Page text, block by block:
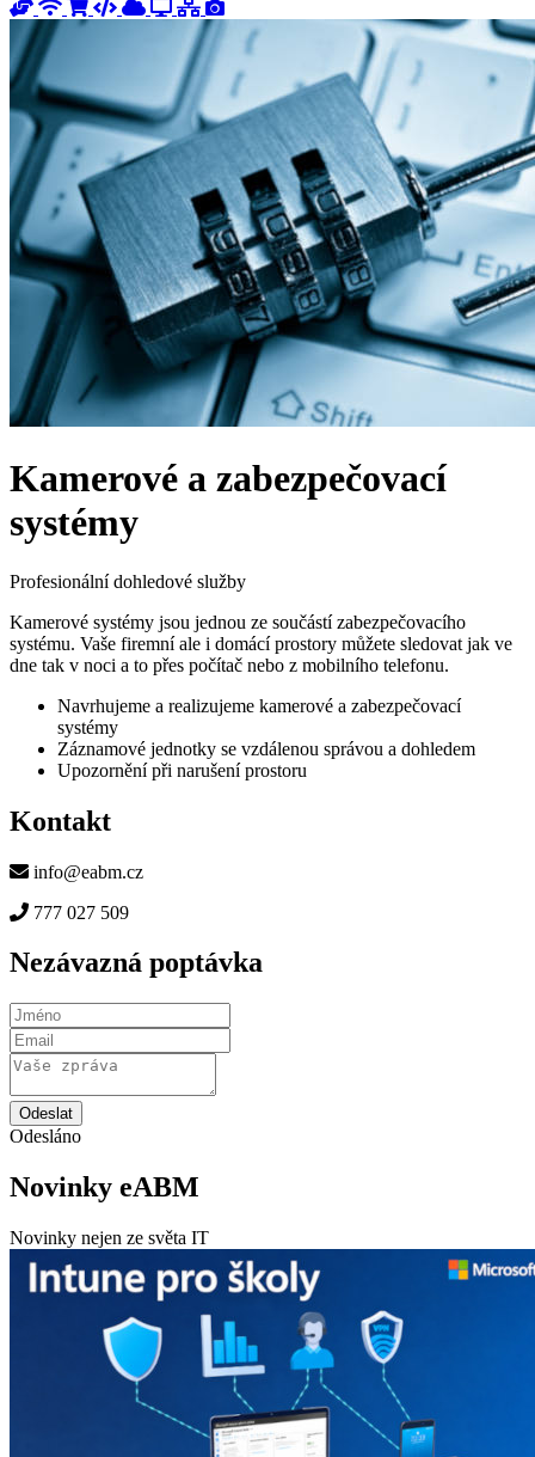
Kamerové a zabezpečovací
systémy
Profesionální dohledové služby
Kamerové systémy jsou jednou ze součástí zabezpečovacího
systému. Vaše firemní ale i domácí prostory můžete sledovat jak ve
dne tak v noci a to přes počítač nebo z mobilního telefonu.
Navrhujeme a realizujeme kamerové a zabezpečovací
systémy
Záznamové jednotky se vzdálenou správou a dohledem
Upozornění při narušení prostoru
Kontakt
info@eabm.cz
777 027 509
Nezávazná poptávka
Odeslat
Odesláno
Novinky eABM
Novinky nejen ze světa IT